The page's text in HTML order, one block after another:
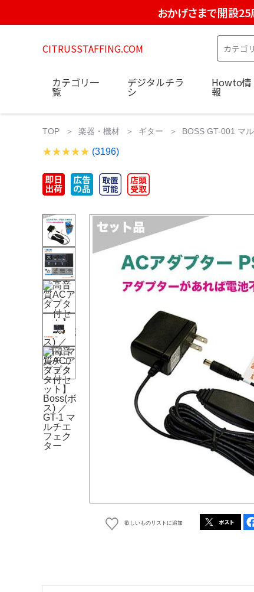
おかげさまで開設
CITRUSSTAFFING.COM
カテゴリ一
覧
デジタルチラ
シ
Howto情
報
TOP 楽器・機材 ギター BOSS GT-001 マ
(3196)
欲しいものリストに追加